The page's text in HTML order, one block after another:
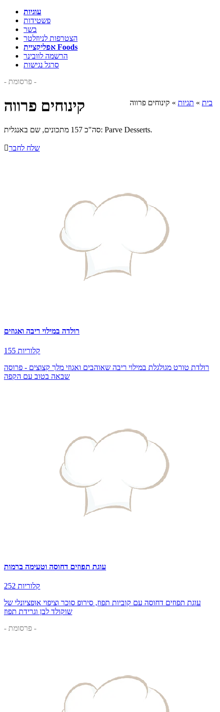
עוגיות
פשטידות
בשר
הצטרפות לניוזלטר
אפליקציית Foods
הרשמה לוובינר
סרגל נגישות
- פרסומת -
בית » תגיות » קינוחים פרווה קינוחים פרווה
סה"כ 157 מתכונים, שם באנגלית: Parve Desserts.
שלח לחבר
רולדה במילוי ריבה ואגוזים
155 קלוריות
רולדת טורט מגולגלת במילוי ריבה שאוהבים ואגוזי מלך קצוצים - פרוסה
שבאה בטוב עם הקפה
עוגת תפוזים דחוסה וטעימה ברמות
252 קלוריות
עוגת תפוזים דחוסה עם קוביות תפוז, סירופ סוכר וציפוי אופציונלי של
שוקולד לבן וגרידת תפוז
- פרסומת -